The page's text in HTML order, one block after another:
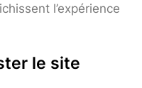
l’expérience
le site